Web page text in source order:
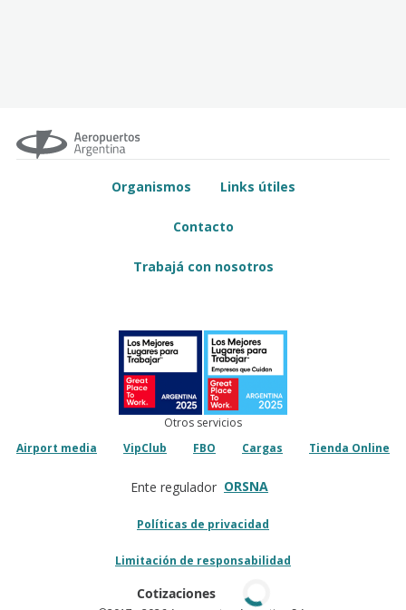
Organismos Links útiles
Contacto
Trabajá con nosotros
Otros servicios
Airport media
VipClub FBO Cargas Tienda Online
Ente regulador ORSNA
Políticas de privacidad
Limitación de responsabilidad
Cotizaciones